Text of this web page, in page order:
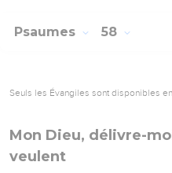
Qu'ils soient comme une
enflammées, le tourbillon les
ses pieds dans le sang du
11 Et l'homme dira :